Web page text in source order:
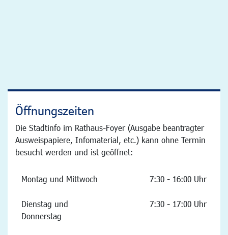
Öffnungszeiten
Die Stadtinfo im Rathaus-Foyer (Ausgabe beantragter
Ausweispapiere, Infomaterial, etc.) kann ohne Termin
besucht werden und ist geöffnet:
Montag und Mittwoch 7:30 - 16:00 Uhr
Dienstag und
Donnerstag
7:30 - 17:00 Uhr